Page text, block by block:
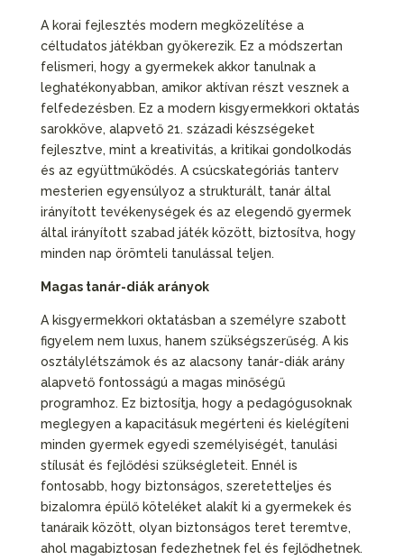
A korai fejlesztés modern megközelítése a
céltudatos játékban gyökerezik. Ez a módszertan
felismeri, hogy a gyermekek akkor tanulnak a
leghatékonyabban, amikor aktívan részt vesznek a
felfedezésben. Ez a modern kisgyermekkori oktatás
sarokköve, alapvető 21. századi készségeket
fejlesztve, mint a kreativitás, a kritikai gondolkodás
és az együttműködés. A csúcskategóriás tanterv
mesterien egyensúlyoz a strukturált, tanár által
irányított tevékenységek és az elegendő gyermek
által irányított szabad játék között, biztosítva, hogy
minden nap örömteli tanulással teljen.
Magas tanár-diák arányok
A kisgyermekkori oktatásban a személyre szabott
figyelem nem luxus, hanem szükségszerűség. A kis
osztálylétszámok és az alacsony tanár-diák arány
alapvető fontosságú a magas minőségű
programhoz. Ez biztosítja, hogy a pedagógusoknak
meglegyen a kapacitásuk megérteni és kielégíteni
minden gyermek egyedi személyiségét, tanulási
stílusát és fejlődési szükségleteit. Ennél is
fontosabb, hogy biztonságos, szeretetteljes és
bizalomra épülő köteléket alakít ki a gyermekek és
tanáraik között, olyan biztonságos teret teremtve,
ahol magabiztosan fedezhetnek fel és fejlődhetnek.